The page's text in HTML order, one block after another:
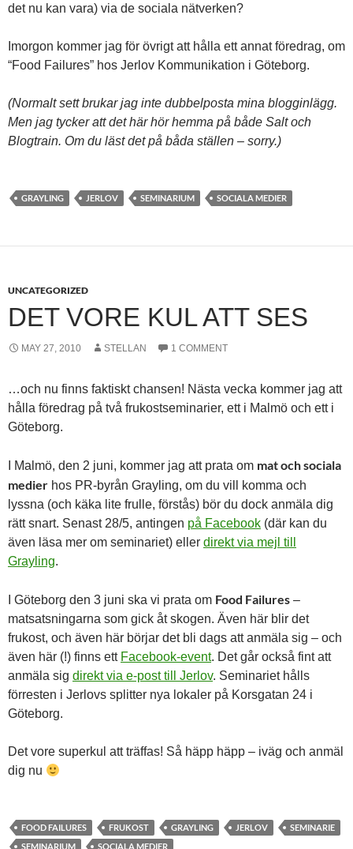
det nu kan vara) via de sociala nätverken?
Imorgon kommer jag för övrigt att hålla ett annat föredrag, om
“Food Failures” hos Jerlov Kommunikation i Göteborg.
(Normalt sett brukar jag inte dubbelposta mina blogginlägg.
Men jag tycker att det här hör hemma på både Salt och
Blogtrain. Om du läst det på båda ställen – sorry.)
GRAYLING JERLOV SEMINARIUM SOCIALA MEDIER
UNCATEGORIZED
DET VORE KUL ATT SES
MAY 27, 2010 STELLAN 1 COMMENT
…och nu finns faktiskt chansen! Nästa vecka kommer jag att
hålla föredrag på två frukostseminarier, ett i Malmö och ett i
Göteborg.
I Malmö, den 2 juni, kommer jag att prata om mat och sociala
medier hos PR-byrån Grayling, om du vill komma och
lyssna (och käka lite frulle, förstås) bör du dock anmäla dig
rätt snart. Senast 28/5, antingen på Facebook (där kan du
även läsa mer om seminariet) eller direkt via mejl till
Grayling.
I Göteborg den 3 juni ska vi prata om Food Failures –
matsatsningarna som gick åt skogen. Även här blir det
frukost, och även här börjar det bli dags att anmäla sig – och
även här (!) finns ett Facebook-event. Det går också fint att
anmäla sig direkt via e-post till Jerlov. Seminariet hålls
förresten i Jerlovs splitter nya lokaler på Korsgatan 24 i
Göteborg.
Det vore superkul att träffas! Så häpp häpp – iväg och anmäl
dig nu
FOOD FAILURES FRUKOST GRAYLING JERLOV
SEMINARIE
SEMINARIUM
SOCIALA MEDIER